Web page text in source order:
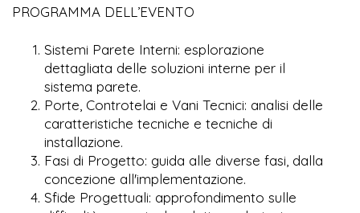
PROGRAMMA DELL’EVENTO
Sistemi Parete Interni: esplorazione
dettagliata delle soluzioni interne per il
sistema parete.
Porte, Controtelai e Vani Tecnici: analisi delle
caratteristiche tecniche e tecniche di
installazione.
Fasi di Progetto: guida alle diverse fasi, dalla
concezione all'implementazione.
Sfide Progettuali: approfondimento sulle